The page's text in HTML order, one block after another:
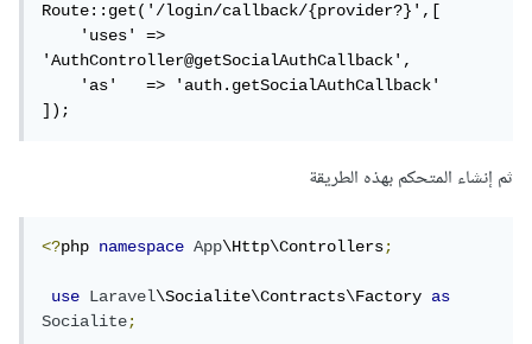
Route::get('/login/callback/{provider?}',[
    'uses' =>
'AuthController@getSocialAuthCallback',
    'as'   => 'auth.getSocialAuthCallback'
]);
ثم إنشاء المتحكم بهذه الطريقة
<?php namespace App\Http\Controllers;
use Laravel\Socialite\Contracts\Factory as
Socialite;